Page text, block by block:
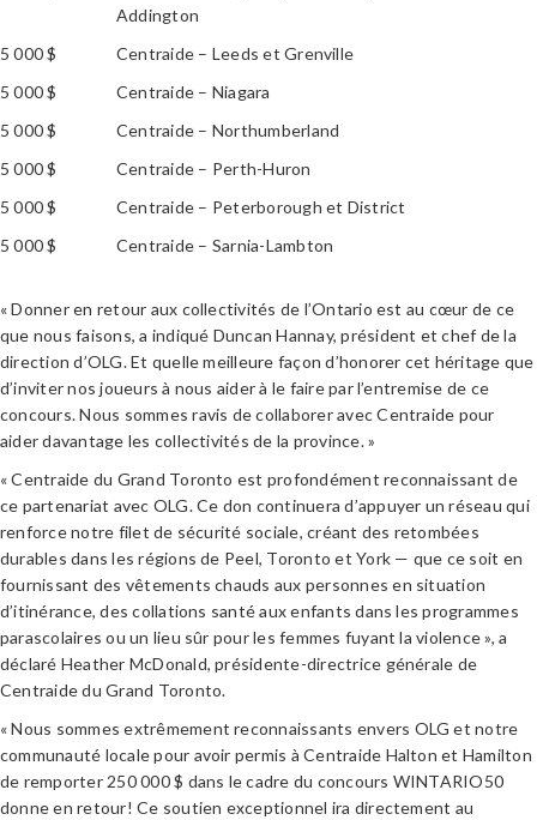
Addington
5 000 $
Centraide – Leeds et Grenville
5 000 $
Centraide – Niagara
5 000 $
Centraide – Northumberland
5 000 $
Centraide – Perth-Huron
5 000 $
Centraide – Peterborough et District
5 000 $
Centraide – Sarnia-Lambton
« Donner en retour aux collectivités de l’Ontario est au cœur de ce
que nous faisons, a indiqué Duncan Hannay, président et chef de la
direction d’OLG. Et quelle meilleure façon d’honorer cet héritage que
d’inviter nos joueurs à nous aider à le faire par l’entremise de ce
concours. Nous sommes ravis de collaborer avec Centraide pour
aider davantage les collectivités de la province. »
« Centraide du Grand Toronto est profondément reconnaissant de
ce partenariat avec OLG. Ce don continuera d’appuyer un réseau qui
renforce notre filet de sécurité sociale, créant des retombées
durables dans les régions de Peel, Toronto et York — que ce soit en
fournissant des vêtements chauds aux personnes en situation
d’itinérance, des collations santé aux enfants dans les programmes
parascolaires ou un lieu sûr pour les femmes fuyant la violence », a
déclaré Heather McDonald, présidente-directrice générale de
Centraide du Grand Toronto.
« Nous sommes extrêmement reconnaissants envers OLG et notre
communauté locale pour avoir permis à Centraide Halton et Hamilton
de remporter 250 000 $ dans le cadre du concours WINTARIO50
donne en retour! Ce soutien exceptionnel ira directement au